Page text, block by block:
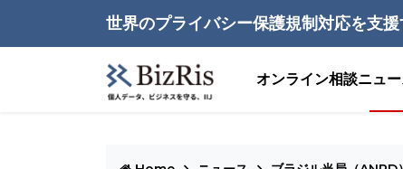
世界のプライバシー保護規制対応を支援
オンライン相談ニュ